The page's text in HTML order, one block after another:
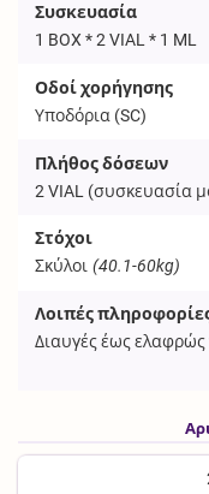
Συσκευασία
1 BOX * 2 VIAL * 1 ML
Οδοί χορήγησης
Υποδόρια (SC)
Πλήθος δόσεων
2VIAL (συσκευασία
Στόχοι
Σκύλοι (40.1-60kg)
Λοιπές
Διαυγές έως